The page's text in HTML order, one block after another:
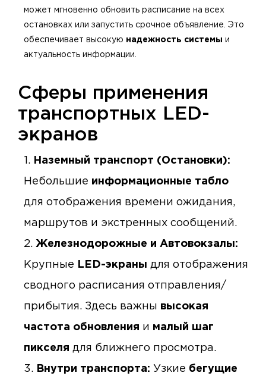
может мгновенно обновить расписание на всех
остановках или запустить срочное объявление. Это
обеспечивает высокую надежность системы и
актуальность информации.
Сферы применения
транспортных LED-
экранов
Наземный транспорт (Остановки):
Небольшие информационные табло
для отображения времени ожидания,
маршрутов и экстренных сообщений.
Железнодорожные и Автовокзалы:
Крупные LED-экраны для отображения
сводного расписания отправления/
прибытия. Здесь важны высокая
частота обновления и малый шаг
пикселя для ближнего просмотра.
Внутри транспорта: Узкие бегущие